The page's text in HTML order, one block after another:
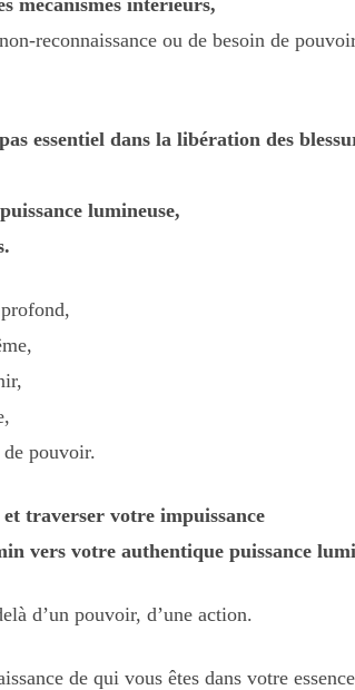
reconnaissance ou de besoin de
essentiel dans la libération des
lumineuse,
de pouvoir.
traverser votre impuissance
vers votre authentique puissance
d’un pouvoir, d’une action.
de qui vous êtes dans votre